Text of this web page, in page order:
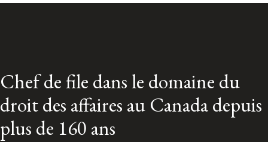
Chef de file dans le domaine du
droit des affaires au Canada depuis
plus de 160 ans